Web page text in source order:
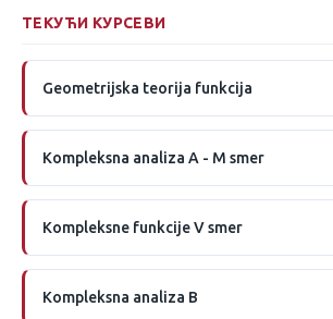
ТЕКУЋИ КУРСЕВИ
Geometrijska teorija funkcija
Kompleksna analiza A - M smer
Kompleksne funkcije V smer
Kompleksna analiza B